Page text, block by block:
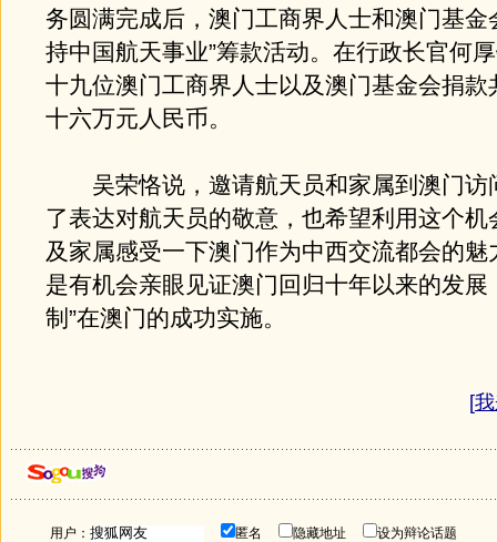
务圆满完成后，澳门工商界人士和澳门基金
持中国航天事业”筹款活动。在行政长官何
十九位澳门工商界人士以及澳门基金会捐款
十六万元人民币。
吴荣恪说，邀请航天员和家属到澳门访
了表达对航天员的敬意，也希望利用这个机
及家属感受一下澳门作为中西交流都会的魅
是有机会亲眼见证澳门回归十年以来的发展
制”在澳门的成功实施。
[
用户： 匿名 隐藏地址 设为辩论话题